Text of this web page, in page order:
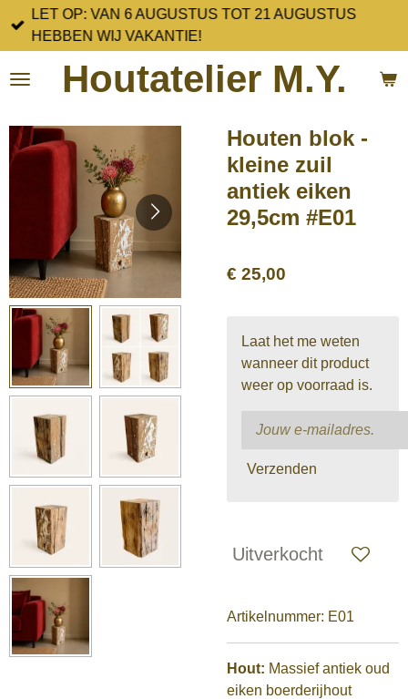
Ga
direct
de
Houtatelier M.Y.
LET OP: VAN 6 AUGUSTUS TOT 21 AUGUSTUS
HEBBEN WIJ VAKANTIE!
Houten blok -
kleine zuil
antiek eiken
29,5cm #E01
€ 25,00
Laat het me weten
wanneer dit product
weer op voorraad is.
Verzenden
Uitverkocht
Artikelnummer: E01
Hout: Massief antiek oud
eiken boerderijhout